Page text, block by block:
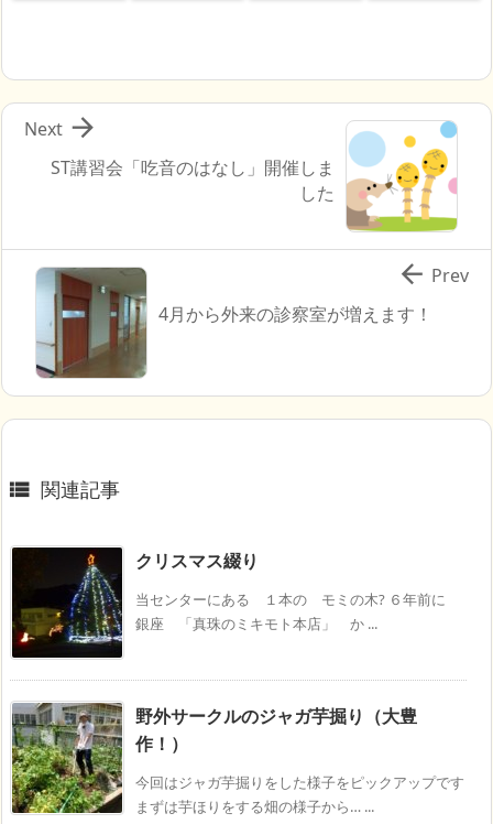
ST講習会「吃音のはなし」開催しま
した

Next
4月から外来の診察室が増えます！
 Prev
 関連記事
クリスマス綴り
当センターにある １本の モミの木? ６年前に
銀座 「真珠のミキモト本店」 か ...
野外サークルのジャガ芋掘り（大豊
作！）
今回はジャガ芋掘りをした様子をピックアップです
まずは芋ほりをする畑の様子から… ...